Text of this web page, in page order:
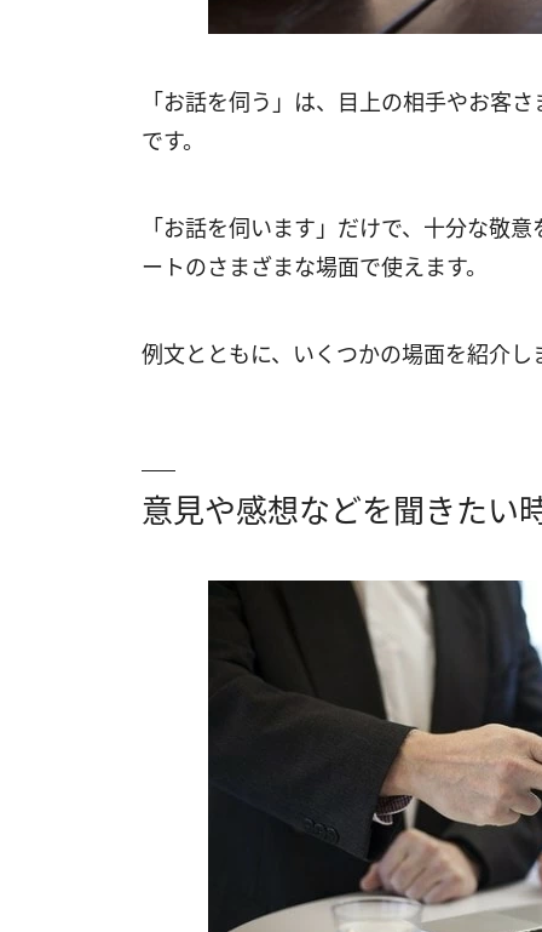
「お話を伺う」は、目上の相手やお客
です。
「お話を伺います」だけで、十分な敬
ートのさまざまな場面で使えます。
例文とともに、いくつかの場面を紹介し
意見や感想などを聞きたい